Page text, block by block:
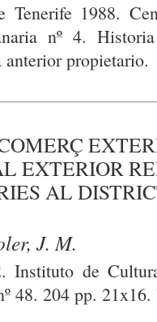
Tenerife 1988.
nº 4.
propietario.
EXTERIOR
AL
J. M.
Instituto de
48. 204 pp.